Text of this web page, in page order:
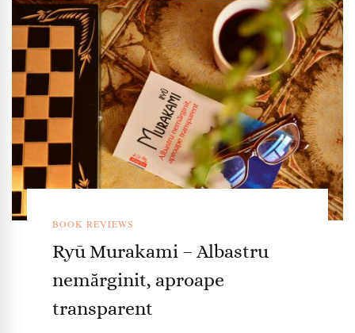
BOOK REVIEWS
Ryū Murakami – Albastru
nemărginit, aproape
transparent